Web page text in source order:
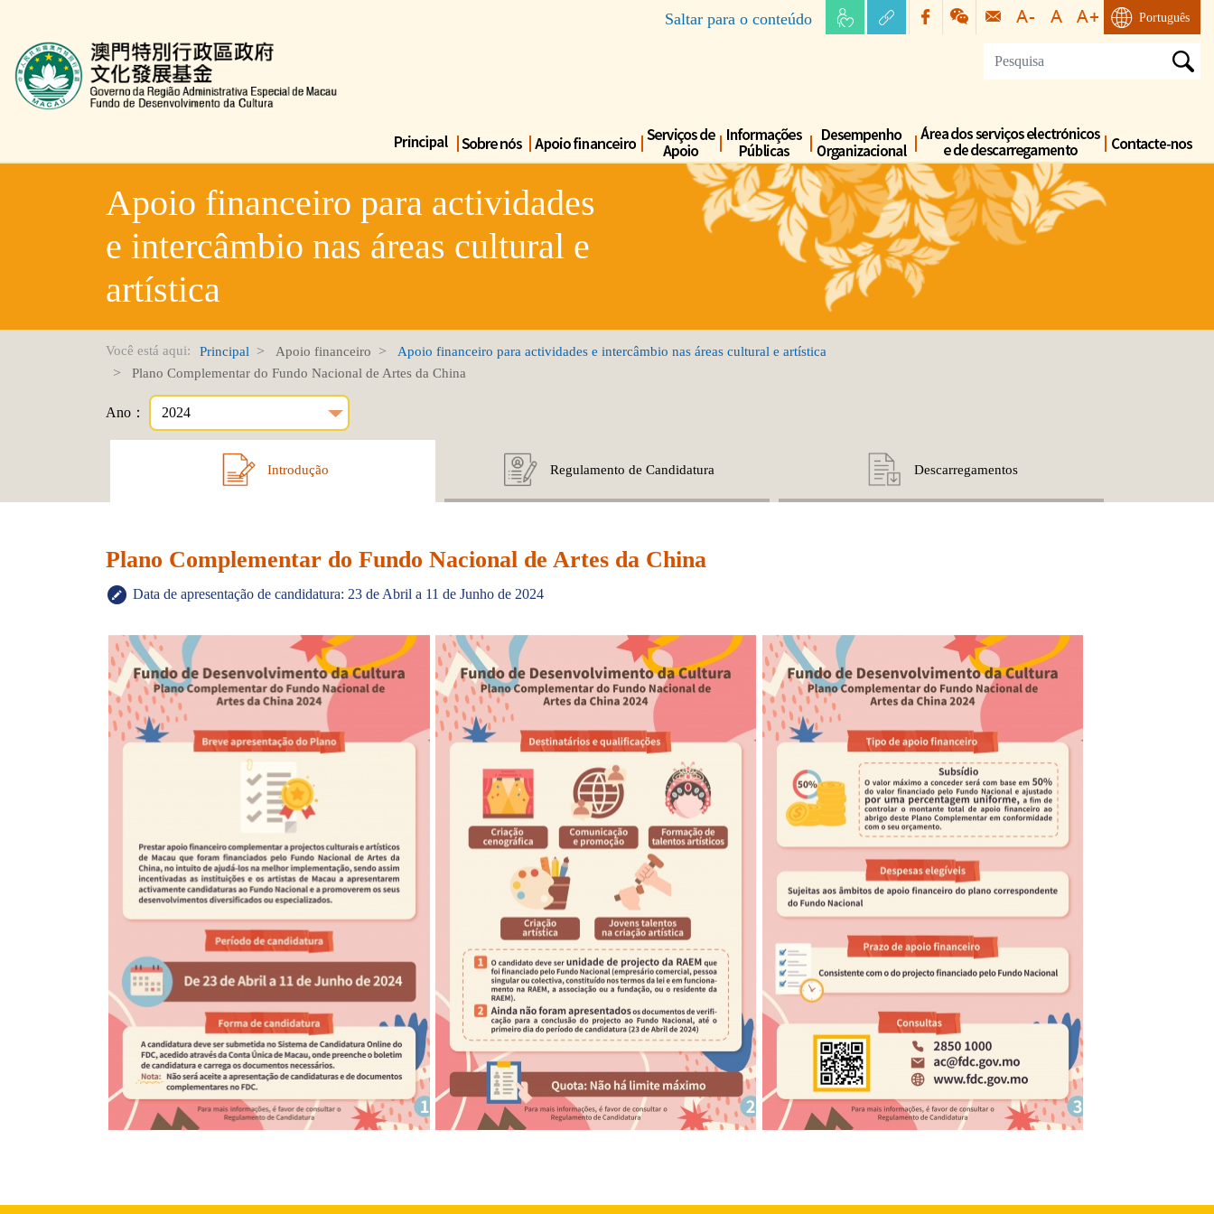
Saltar para o conteúdo Português
Fundo de Desenvolvimento da Cultura
Apoio financeiro para actividades
e intercâmbio nas áreas cultural e
artística
Você está aqui: Principal Apoio financeiro
Apoio financeiro para actividades e intercâmbio nas áreas cultural e artística
Plano Complementar do Fundo Nacional de Artes da China
Ano：
Introdução Regulamento de Candidatura Descarregamentos
Plano Complementar do Fundo Nacional de Artes da China
Data de apresentação de candidatura: 23 de Abril a 11 de Junho de 2024